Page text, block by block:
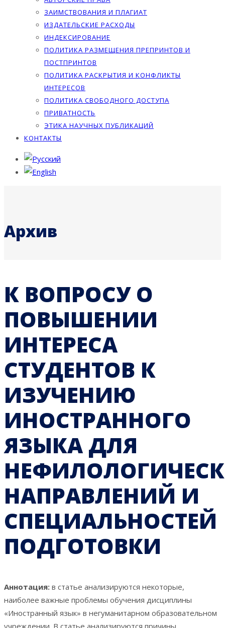
ЗАИМСТВОВАНИЯ И ПЛАГИАТ
ИЗДАТЕЛЬСКИЕ РАСХОДЫ
ИНДЕКСИРОВАНИЕ
ПОЛИТИКА РАЗМЕЩЕНИЯ ПРЕПРИНТОВ И
ПОСТПРИНТОВ
ПОЛИТИКА РАСКРЫТИЯ И КОНФЛИКТЫ
ИНТЕРЕСОВ
ПОЛИТИКА СВОБОДНОГО ДОСТУПА
ПРИВАТНОСТЬ
ЭТИКА НАУЧНЫХ ПУБЛИКАЦИЙ
КОНТАКТЫ
Архив
К ВОПРОСУ О
ПОВЫШЕНИИ
ИНТЕРЕСА
СТУДЕНТОВ К
ИЗУЧЕНИЮ
ИНОСТРАННОГО
ЯЗЫКА ДЛЯ
НАПРАВЛЕНИЙ И
СПЕЦИАЛЬНОСТЕЙ
ПОДГОТОВКИ
Аннотация: в статье анализируются некоторые,
наиболее важные проблемы обучения дисциплины
«Иностранный язык» в негуманитарном образовательном
учреждении. В статье анализируются причины